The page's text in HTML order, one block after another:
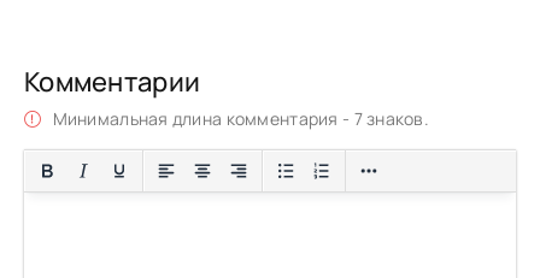
Комментарии
Минимальная длина комментария - 7 знаков.